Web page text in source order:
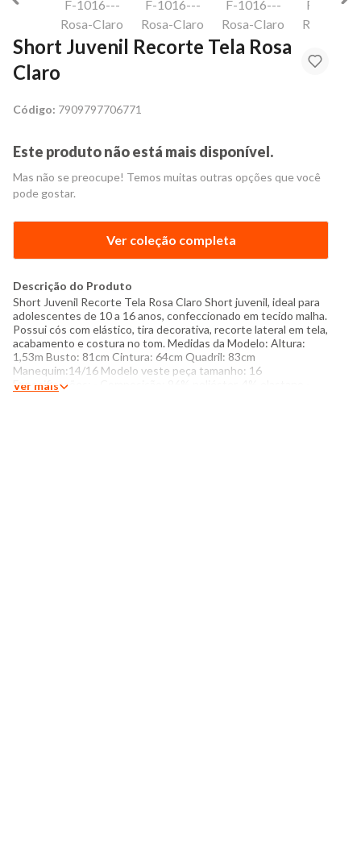
Short Juvenil Recorte Tela Rosa
Claro
Código: 7909797706771
Este produto não está mais disponível.
Mas não se preocupe! Temos muitas outras opções que você
pode gostar.
Ver coleção completa
Descrição do Produto
Short Juvenil Recorte Tela Rosa Claro Short juvenil, ideal para
adolescentes de 10 a 16 anos, confeccionado em tecido malha.
Possui cós com elástico, tira decorativa, recorte lateral em tela,
acabamento e costura no tom. Medidas da Modelo: Altura:
1,53m Busto: 81cm Cintura: 64cm Quadril: 83cm
Manequim:14/16 Modelo veste peça tamanho: 16
Especificações: - Composição: 96% poliéster, 4% elastano -
Ver mais